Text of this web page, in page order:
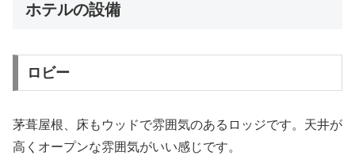
ホテルの設備
ロビー
茅葺屋根、床もウッドで雰囲気のあるロッジです。天井が
高くオープンな雰囲気がいい感じです。